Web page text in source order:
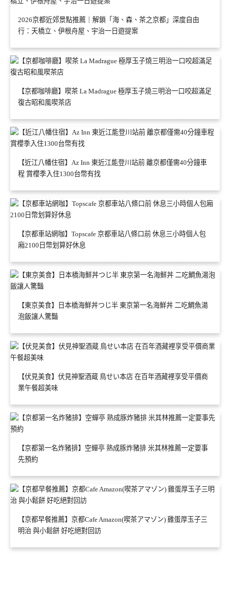
2026京都近郊景點推薦｜解鎖「海、森、茶之京都」深度自由
行：天橋立、伊根舟屋、宇治一日遊提案
【京都咖啡廳】喫茶 La Madrague 極厚玉子燒三明治一口咬超滿足
復古昭和風喫茶店
【近江八幡住宿】Az Inn 東近江能登川站前 離京都僅需40分鐘車
程 賞櫻季入住1300台幣有找
【京都車站網咖】Topscafe 京都車站八條口前 休息三小時個人包
廂2100日幣划算好休息
【東京美食】日本橋海鮮丼つじ半 東京第一名海鮮丼 二吃鯛魚湯
泡飯讓人驚豔
【伏見美食】伏見神聖酒蔵 鳥せい本店 在百年酒藏裡享受平價商
業午餐超美味
【京都第一名炸豬排】空蟬亭 熟成豚炸豬排 米其林推薦一定要事
先預約
【京都早餐推薦】京都Cafe Amazon(喫茶アマゾン) 雞蛋厚玉子三
明治 與小鬆餅 好吃絕對回訪